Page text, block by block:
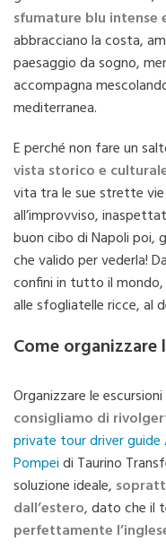
sfumature blu intense
abbracciano la costa,
paesaggio da sogno,
accompagna
mediterranea.
E perché non fare un
vista storico e
vita tra le sue strette vie
all’improvviso,
buon cibo di Napoli poi,
che valido per vederla!
confini in tutto il
alle sfogliatelle ricce, al
Come
Organizzare le
consigliamo di
private tour driver guide
Pompeidi Taurino
soluzione ideale,
dall’estero, dato che il
perfettamente